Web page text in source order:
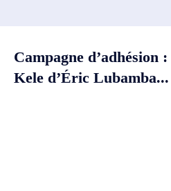
Campagne d’adhésion
Kele d’Éric Lubamba...